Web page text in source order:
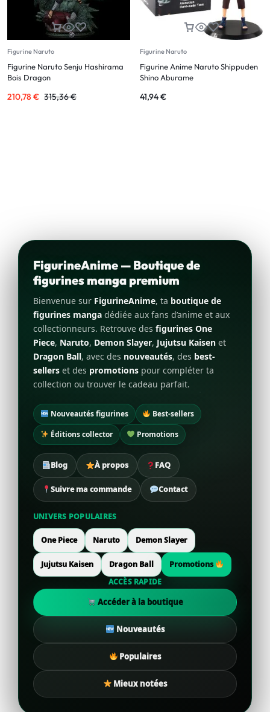
Figurine Naruto
Figurine Naruto Senju Hashirama
Bois Dragon
315,36€
210,78€
Figurine Naruto
Figurine Anime Naruto Shippuden
Shino Aburame
41,94€
FigurineAnime — Boutique de
figurines manga premium
Bienvenue sur FigurineAnime, ta boutique de
figurines manga dédiée aux fans d’anime et aux
collectionneurs. Retrouve des figurines One
Piece, Naruto, Demon Slayer, Jujutsu Kaisen et
Dragon Ball, avec des nouveautés, des best-
sellers et des promotions pour compléter ta
collection ou trouver le cadeau parfait.
Nouveautés figurines
Best-sellers
Éditions collector
Promotions
Blog À propos FAQ
Suivre ma commande Contact
UNIVERS POPULAIRES
One Piece Naruto Demon Slayer
Jujutsu Kaisen Dragon Ball
Promotions
ACCÈS RAPIDE
Accéder à la boutique
Nouveautés
Populaires
Mieux notées